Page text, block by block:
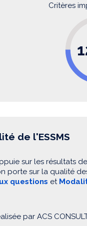
Critères
de l'ESSMS
sur les résultats
porte sur la qualité
questions et
par ACS